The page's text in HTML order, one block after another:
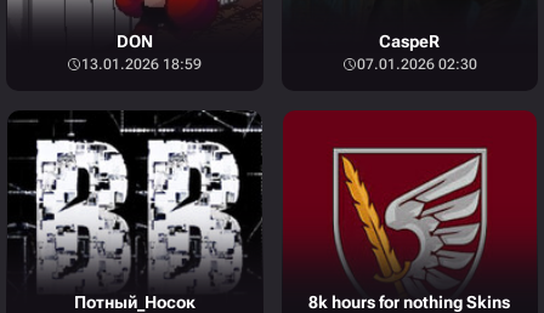
DON
13.01.2026 18:59
CaspeR
07.01.2026 02:30
Потный_Носок 8k hours for nothing Skins